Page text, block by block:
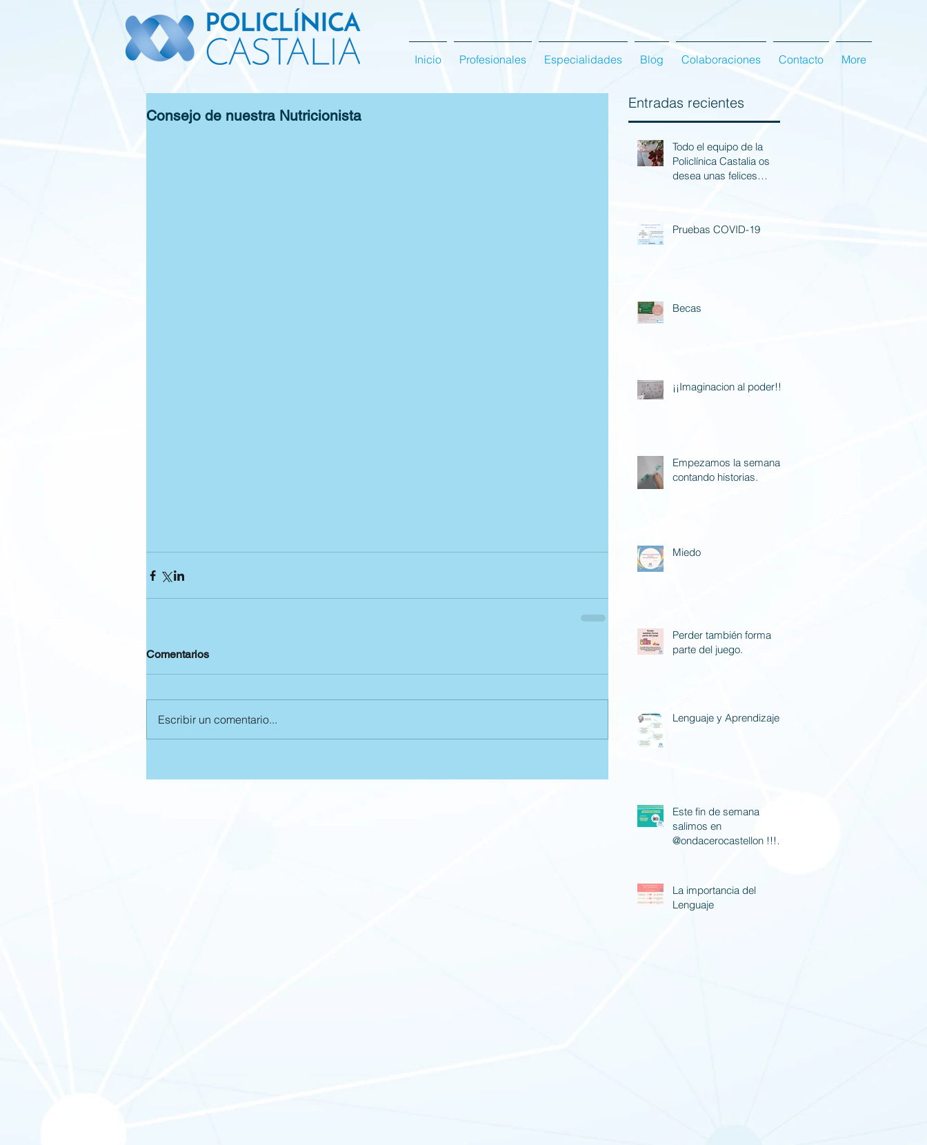
Inicio Profesionales Especialidades Blog Colaboraciones Contacto More
Consejo de nuestra Nutricionista
Comentarios
Escribir un comentario...
Entradas recientes
Todo el equipo de la
Policlínica Castalia os
desea unas felices
Pruebas COVID-19
Becas
¡¡Imaginacion al poder!!
Empezamos la semana
contando historias.
Miedo
Perder también forma
parte del juego.
Lenguaje y Aprendizaje
Este fin de semana
salimos en
@ondacerocastellon !!! Si
La importancia del
Lenguaje